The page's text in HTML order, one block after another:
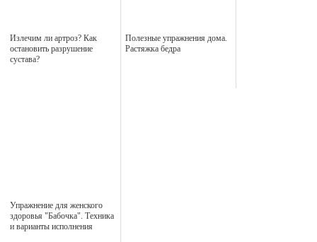
Излечим ли артроз? Как
остановить разрушение
сустава?
Полезные упражнения дома.
Растяжка бедра
Упражнение для женского
здоровья "Бабочка". Техника
и варианты исполнения